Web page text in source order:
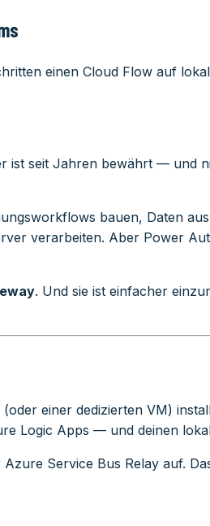
einen Cloud Flow auf
ist seit Jahren bewährt — und
bauen, Daten
verarbeiten. Aber Power
. Und sie ist einfacher
einer dedizierten VM)
Logic Apps — und deinen
Azure Service Bus Relay auf.